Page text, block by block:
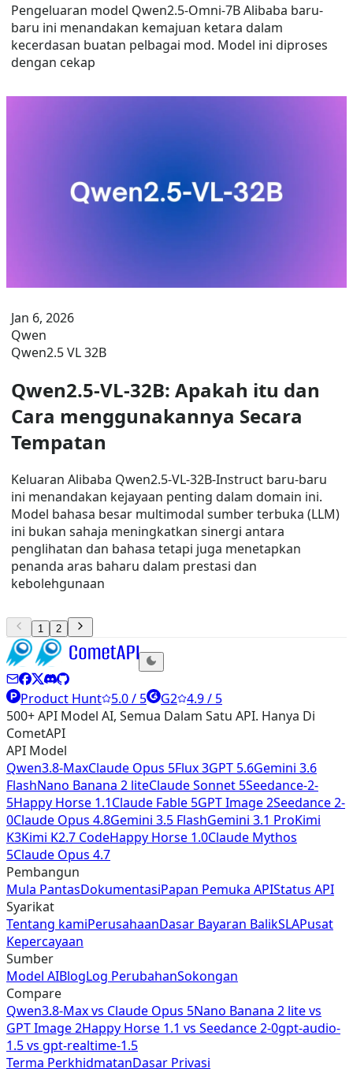
Pengeluaran model Qwen2.5-Omni-7B Alibaba baru-
baru ini menandakan kemajuan ketara dalam
kecerdasan buatan pelbagai mod. Model ini diproses
dengan cekap
Jan 6, 2026
Qwen
Qwen2.5 VL 32B
Qwen2.5-VL-32B: Apakah itu dan
Cara menggunakannya Secara
Tempatan
Keluaran Alibaba Qwen2.5-VL-32B-Instruct baru-baru
ini menandakan kejayaan penting dalam domain ini.
Model bahasa besar multimodal sumber terbuka (LLM)
ini bukan sahaja meningkatkan sinergi antara
penglihatan dan bahasa tetapi juga menetapkan
penanda aras baharu dalam prestasi dan
kebolehgunaan
1 2
Product Hunt 5.0 / 5 G2 4.9 / 5
500+ API Model AI, Semua Dalam Satu API. Hanya Di
CometAPI
API Model
Qwen3.8-MaxClaude Opus 5Flux 3GPT 5.6Gemini 3.6
FlashNano Banana 2 liteClaude Sonnet 5Seedance-2-
5Happy Horse 1.1Claude Fable 5GPT Image 2Seedance 2-
0Claude Opus 4.8Gemini 3.5 FlashGemini 3.1 ProKimi
K3Kimi K2.7 CodeHappy Horse 1.0Claude Mythos
5Claude Opus 4.7
Pembangun
Mula PantasDokumentasiPapan Pemuka APIStatus API
Syarikat
Tentang kamiPerusahaanDasar Bayaran BalikSLAPusat
Kepercayaan
Sumber
Model AIBlogLog PerubahanSokongan
Compare
Qwen3.8-Maxvs Claude Opus 5Nano Banana 2 litevs
GPT Image 2Happy Horse 1.1 vs Seedance 2-0gpt-audio-
1.5vs gpt-realtime-1.5
Terma PerkhidmatanDasar Privasi